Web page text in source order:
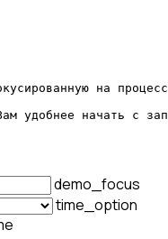
на
удобнее начать с
demo_focus
time_option